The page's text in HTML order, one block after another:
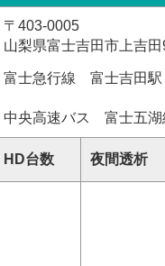
〒403-0005
山梨県富士吉田市上吉田
富士急行線 富士吉田
中央高速バス 富士五
HD台数 夜間透析